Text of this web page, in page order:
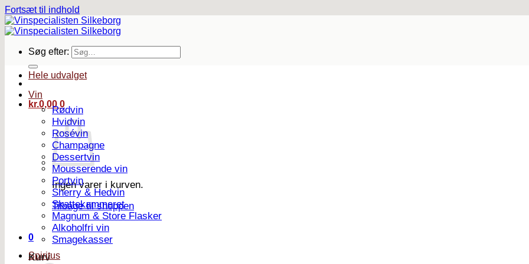
Fortsæt til indhold
Søg efter:
kr.0,00 0
Ingen varer i kurven.
Tilbage til shoppen
0
Kurv
Hele udvalget
Vin
Rødvin
Hvidvin
Rosévin
Champagne
Dessertvin
Mousserende vin
Portvin
Sherry & Hedvin
Skattekammeret
Magnum & Store Flasker
Alkoholfri vin
Smagekasser
Spiritus